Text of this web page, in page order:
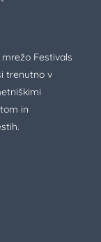
Festivals
trenutno v
in